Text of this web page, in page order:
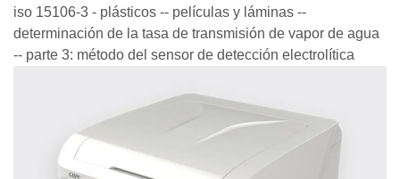
iso 15106-3 - plásticos -- películas y láminas --
determinación de la tasa de transmisión de vapor de agua
-- parte 3: método del sensor de detección electrolítica